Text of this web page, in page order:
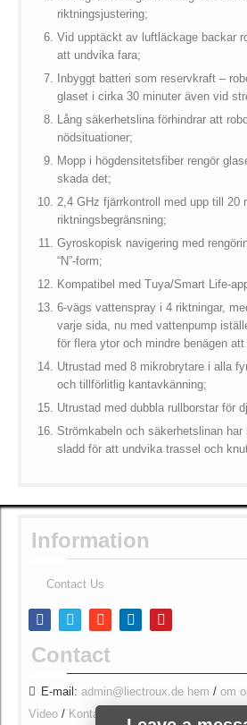
riktningsjustering;
Vid upptäckt av luftläckage backar
att undvika fara;
Inbyggt batteri som reservkraft –
glaset i cirka 30 minuter även vid
Lång säkerhetslina förhindrar att
nödsituationer;
Mopp i högdensitetsfiber rengör
skada det;
2,4 GHz fjärrkontroll med upp till 20
riktningsbegränsning;
Gyroskopisk navigering med
“N”-form;
Kompatibel med Tuya/Smart Life-
6-vägs vattenspray i 4 riktningar,
varje sida, nu med vattenpump
för flera ytor och mindre benägen
Utrustad med 8 mikrobrytare i alla
och tillförlitlig kantavkänning;
Utrustad med dubbla rullborstar för
Strömkabeln och säkerhetslinan
sladd för att undvika trassel och
Information
Contact Us
Contact
E-mail: admin@liectroux.de hem / om
Video / Kontakta oss